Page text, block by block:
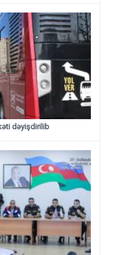
dəyişdirilib